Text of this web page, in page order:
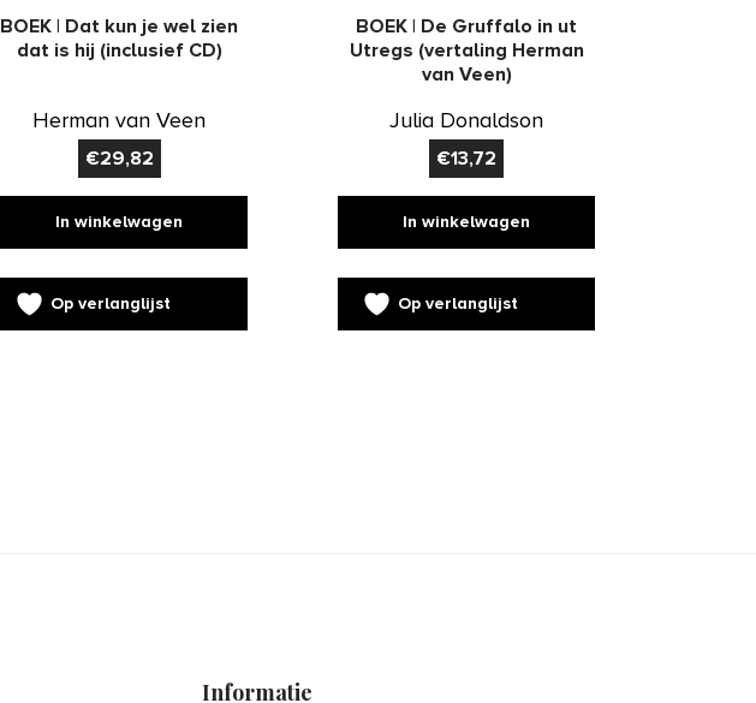
BOEK | Dat kun je wel zien
dat is hij (inclusief CD)
Herman van Veen
€29,82
In winkelwagen
Op verlanglijst
BOEK | De Gruffalo in ut
Utregs (vertaling Herman
van Veen)
Julia Donaldson
€13,72
In winkelwagen
Op verlanglijst
Informatie